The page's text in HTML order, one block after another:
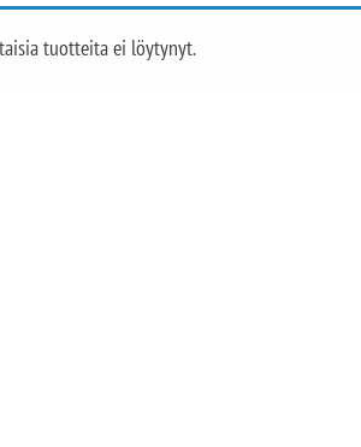
tuotteita ei löytynyt.